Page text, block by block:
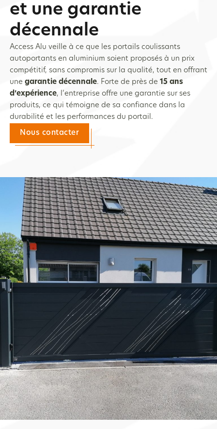
et une garantie
décennale
Access Alu veille à ce que les portails coulissants
autoportants en aluminium soient proposés à un prix
compétitif, sans compromis sur la qualité, tout en offrant
une garantie décennale. Forte de près de 15 ans
d’expérience, l’entreprise offre une garantie sur ses
produits, ce qui témoigne de sa confiance dans la
durabilité et les performances du portail.
Nous contacter